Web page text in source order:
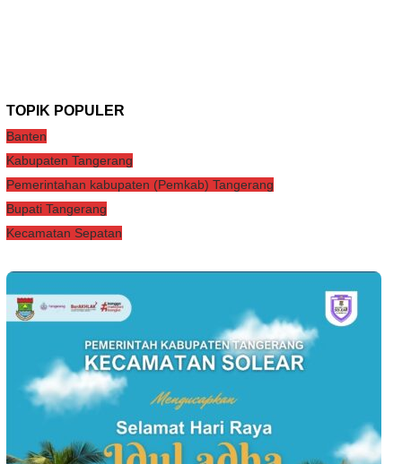
TOPIK POPULER
Banten
Kabupaten Tangerang
Pemerintahan kabupaten (Pemkab) Tangerang
Bupati Tangerang
Kecamatan Sepatan